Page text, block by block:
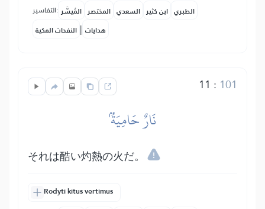
التفاسير: المُيسَّر المختصر السعدي ابن كثير الطبري
النفحات المكية | هدايات
11 : 101
نَارٌ حَامِيَةُۢ
それは酷い灼熱の火だ。
Rodyti kitus vertimus